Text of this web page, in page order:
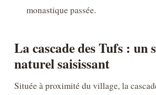
monastique passée.
La cascade des Tufs : un
naturel saisissant
Située à proximité du village, la